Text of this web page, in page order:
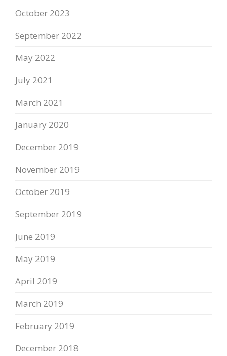
October 2023
September 2022
May 2022
July 2021
March 2021
January 2020
December 2019
November 2019
October 2019
September 2019
June 2019
May 2019
April 2019
March 2019
February 2019
December 2018